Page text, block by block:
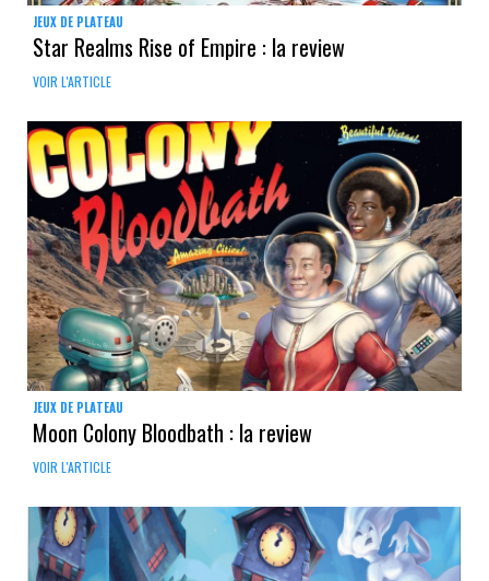
JEUX DE PLATEAU
Star Realms Rise of Empire : la review
VOIR L'ARTICLE
JEUX DE PLATEAU
Moon Colony Bloodbath : la review
VOIR L'ARTICLE